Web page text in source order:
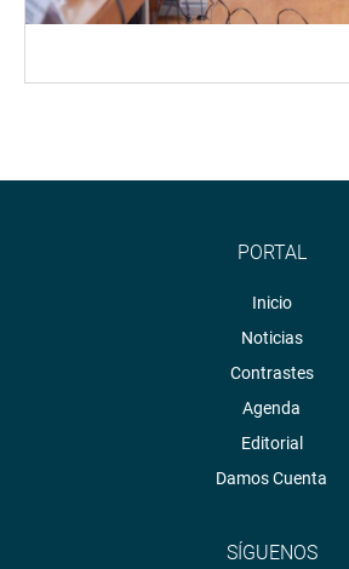
PORTAL
Inicio
Noticias
Contrastes
Agenda
Editorial
Damos Cuenta
SÍGUENOS